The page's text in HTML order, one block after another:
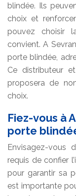
blindée. Ils
choix et
pouvez choisir
convient. A
porte blindée,
Ce distributeur
proposera de
choix.
Fiez-vous à
porte
Envisagez-
requis de confier
pour garantir sa
est importante